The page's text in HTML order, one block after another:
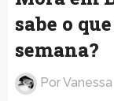
sabe o
semana?
PorVanessa